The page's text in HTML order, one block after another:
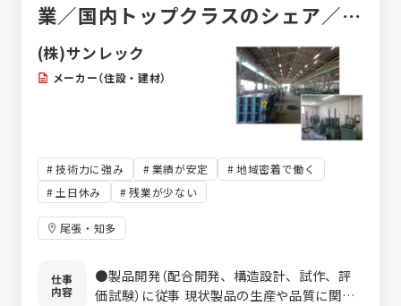
業／国内トップクラスのシェア／残
業月10時間程度／土日休み／車通
勤OK
(株)サンレック
メーカー（住設・建材）
技術力に強み 業績が安定
地域密着で働く
土日休み
残業が少ない
尾張・知多
仕事
内容
●製品開発（配合開発、構造設計、試作、評
価試験）に従事 現状製品の生産や品質に関す